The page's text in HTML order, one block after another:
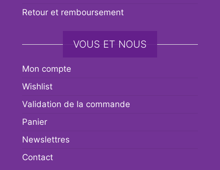
Retour et remboursement
VOUS ET NOUS
Mon compte
Wishlist
Validation de la commande
Panier
Newslettres
Contact